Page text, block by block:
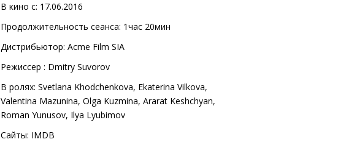
В кино с: 17.06.2016
Продолжительность сеанса: 1час 20мин
Дистрибьютор: Acme Film SIA
Pежиссер : Dmitry Suvorov
В ролях: Svetlana Khodchenkova, Ekaterina Vilkova,
Valentina Mazunina, Olga Kuzmina, Ararat Keshchyan,
Roman Yunusov, Ilya Lyubimov
Сайты: IMDB